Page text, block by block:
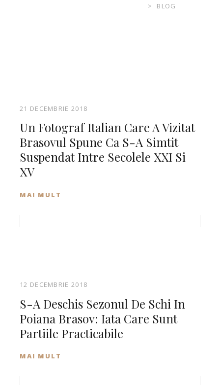
> BLOG
21 DECEMBRIE 2018
Un Fotograf Italian Care A Vizitat
Brasovul Spune Ca S-A Simtit
Suspendat Intre Secolele XXI Si
XV
MAI MULT
12 DECEMBRIE 2018
S-A Deschis Sezonul De Schi In
Poiana Brasov: Iata Care Sunt
Partiile Practicabile
MAI MULT